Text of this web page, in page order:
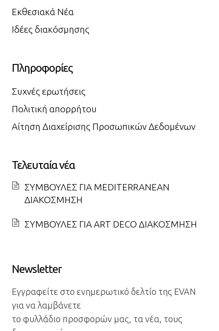
Εκθεσιακά Νέα
Ιδέες διακόσμησης
Πληροφορίες
Συχνές ερωτήσεις
Πολιτική απορρήτου
Αίτηση Διαχείρισης Προσωπικών Δεδομένων
Τελευταία νέα
ΣΥΜΒΟΥΛΕΣ ΓΙΑ MEDITERRANEAN
ΔΙΑΚΟΣΜΗΣΗ
ΣΥΜΒΟΥΛΕΣ ΓΙΑ ART DECO ΔΙΑΚΟΣΜΗΣΗ
Newsletter
Εγγραφείτε στο ενημερωτικό δελτίο της EVAN
για να λαμβάνετε
το φυλλάδιο προσφορών μας, τα νέα, τους